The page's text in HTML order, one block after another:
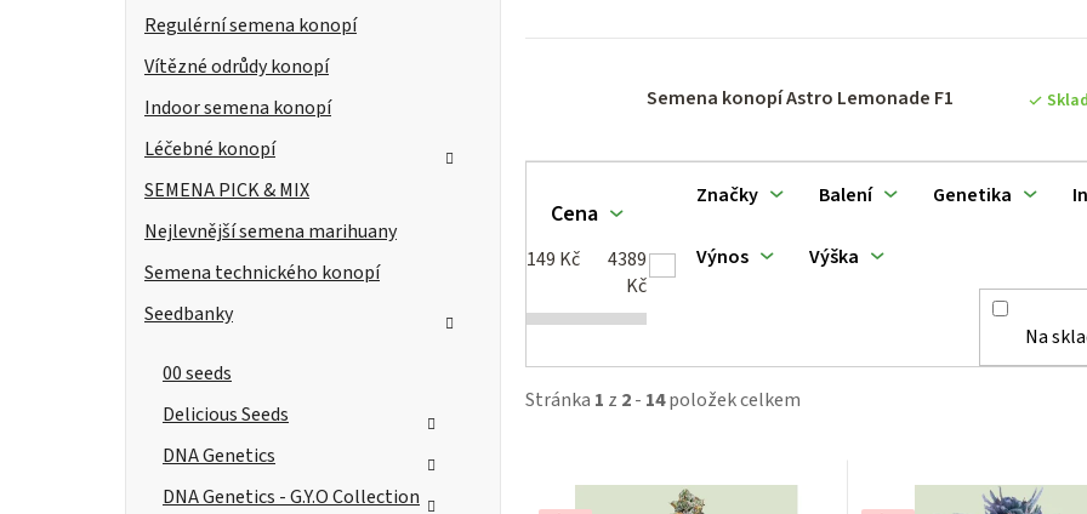
a
n
n
p
a
Regulérní semena konopí
Vítězné odrůdy konopí
Indoor semena konopí
Léčebné konopí
SEMENA PICK & MIX
Nejlevnější semena marihuany
Semena technického konopí
Seedbanky
00 seeds
Delicious Seeds
DNA Genetics
DNA Genetics - G.Y.O Collection
Semena konopí Astro Lemonade F1
Stránka 1 z 2- 14položek celkem
Cena
149 Kč
4389
Kč
Na
Značky Balení Genetika In
Výnos Výška
p
o
u
k
t
ů